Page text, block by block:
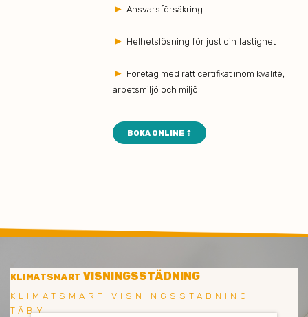
►Ansvarsförsäkring
► Helhetslösning för just din fastighet
► Företag med rätt certifikat inom kvalité,
arbetsmiljö och miljö
BOKA ONLINE ⇡
KLIMATSMART VISNINGSSTÄDNING
KLIMATSMART VISNINGSSTÄDNING I
TÄBY